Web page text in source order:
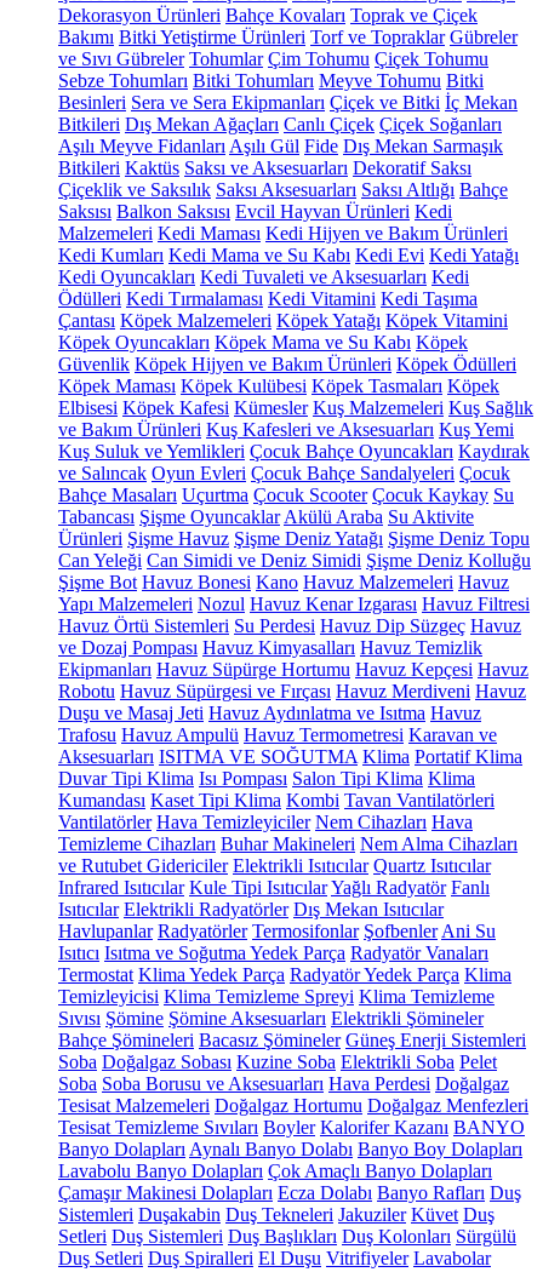
Dekorasyon Ürünleri Bahçe Kovaları Toprak ve Çiçek
Bakımı Bitki Yetiştirme Ürünleri Torf ve Topraklar Gübreler
ve Sıvı Gübreler Tohumlar Çim Tohumu Çiçek Tohumu
Sebze Tohumları Bitki Tohumları Meyve Tohumu Bitki
Besinleri Sera ve Sera Ekipmanları Çiçek ve Bitki İç Mekan
Bitkileri Dış Mekan Ağaçları Canlı Çiçek Çiçek Soğanları
Aşılı Meyve Fidanları Aşılı Gül Fide Dış Mekan Sarmaşık
Bitkileri Kaktüs Saksı ve Aksesuarları Dekoratif Saksı
Çiçeklik ve Saksılık Saksı Aksesuarları Saksı Altlığı Bahçe
Saksısı Balkon Saksısı Evcil Hayvan Ürünleri Kedi
Malzemeleri Kedi Maması Kedi Hijyen ve Bakım Ürünleri
Kedi Kumları Kedi Mama ve Su Kabı Kedi Evi Kedi Yatağı
Kedi Oyuncakları Kedi Tuvaleti ve Aksesuarları Kedi
Ödülleri Kedi Tırmalaması Kedi Vitamini Kedi Taşıma
Çantası Köpek Malzemeleri Köpek Yatağı Köpek Vitamini
Köpek Oyuncakları Köpek Mama ve Su Kabı Köpek
Güvenlik Köpek Hijyen ve Bakım Ürünleri Köpek Ödülleri
Köpek Maması Köpek Kulübesi Köpek Tasmaları Köpek
Elbisesi Köpek Kafesi Kümesler Kuş Malzemeleri Kuş Sağlık
ve Bakım Ürünleri Kuş Kafesleri ve Aksesuarları Kuş Yemi
Kuş Suluk ve Yemlikleri Çocuk Bahçe Oyuncakları Kaydırak
ve Salıncak Oyun Evleri Çocuk Bahçe Sandalyeleri Çocuk
Bahçe Masaları Uçurtma Çocuk Scooter Çocuk Kaykay Su
Tabancası Şişme Oyuncaklar Akülü Araba Su Aktivite
Ürünleri Şişme Havuz Şişme Deniz Yatağı Şişme Deniz Topu
Can Yeleği Can Simidi ve Deniz Simidi Şişme Deniz Kolluğu
Şişme Bot Havuz Bonesi Kano Havuz Malzemeleri Havuz
Yapı Malzemeleri Nozul Havuz Kenar Izgarası Havuz Filtresi
Havuz Örtü Sistemleri Su Perdesi Havuz Dip Süzgeç Havuz
ve Dozaj Pompası Havuz Kimyasalları Havuz Temizlik
Ekipmanları Havuz Süpürge Hortumu Havuz Kepçesi Havuz
Robotu Havuz Süpürgesi ve Fırçası Havuz Merdiveni Havuz
Duşu ve Masaj Jeti Havuz Aydınlatma ve Isıtma Havuz
Trafosu Havuz Ampulü Havuz Termometresi Karavan ve
Aksesuarları ISITMA VE SOĞUTMA Klima Portatif Klima
Duvar Tipi Klima Isı Pompası Salon Tipi Klima Klima
Kumandası Kaset Tipi Klima Kombi Tavan Vantilatörleri
Vantilatörler Hava Temizleyiciler Nem Cihazları Hava
Temizleme Cihazları Buhar Makineleri Nem Alma Cihazları
ve Rutubet Gidericiler Elektrikli Isıtıcılar Quartz Isıtıcılar
Infrared Isıtıcılar Kule Tipi IsıtıcılarYağlı Radyatör Fanlı
Isıtıcılar Elektrikli Radyatörler Dış Mekan Isıtıcılar
Havlupanlar Radyatörler Termosifonlar Şofbenler Ani Su
Isıtıcı Isıtma ve Soğutma Yedek Parça Radyatör Vanaları
Termostat Klima Yedek Parça Radyatör Yedek Parça Klima
Temizleyicisi Klima Temizleme Spreyi Klima Temizleme
Sıvısı Şömine Şömine Aksesuarları Elektrikli Şömineler
Bahçe Şömineleri Bacasız Şömineler Güneş Enerji Sistemleri
Soba Doğalgaz Sobası Kuzine Soba Elektrikli Soba Pelet
Soba Soba Borusu ve Aksesuarları Hava Perdesi Doğalgaz
Tesisat Malzemeleri Doğalgaz Hortumu Doğalgaz Menfezleri
Tesisat Temizleme Sıvıları Boyler Kalorifer Kazanı BANYO
Banyo Dolapları Aynalı Banyo Dolabı Banyo Boy Dolapları
Lavabolu Banyo Dolapları Çok Amaçlı Banyo Dolapları
Çamaşır Makinesi Dolapları Ecza Dolabı Banyo Rafları Duş
Sistemleri Duşakabin Duş Tekneleri Jakuziler Küvet Duş
Setleri Duş Sistemleri Duş Başlıkları Duş Kolonları Sürgülü
Duş Setleri Duş Spiralleri El Duşu Vitrifiyeler Lavabolar